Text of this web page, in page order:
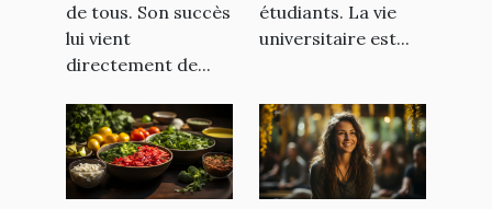
de tous. Son succès
lui vient
directement de...
étudiants. La vie
universitaire est...